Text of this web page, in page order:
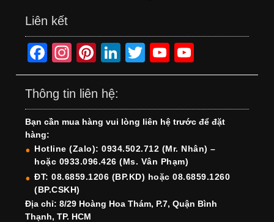
Liên kết
F
a
c
e
b
o
o
k
In
st
a
gr
a
m
Pi
nt
er
e
st
Li
n
e
dI
n
T
wi
er
Y
o
T
u
b
e
o
T
u
b
e
h
Thông tin liên hệ:
Bạn cần mua hàng vui lòng liên hệ trước để đặt
hàng:
Hotline (Zalo): 0934.502.712 (Mr. Nhân) –
hoặc 0933.096.426 (Ms. Vân Phạm)
ĐT: 08.6859.1206 (BP.KD) hoặc 08.6859.1260
(BP.CSKH)
Địa chỉ: 8/29 Hoàng Hoa Thám, P.7, Quận Bình
Thạnh, TP. HCM